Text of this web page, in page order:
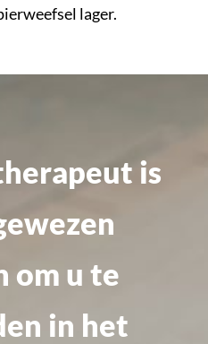
lager.
is
om u te
in het